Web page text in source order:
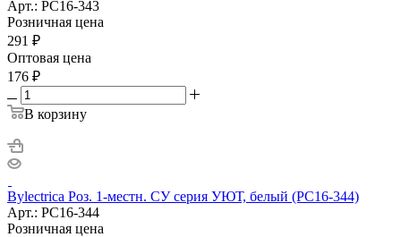
Арт.: РС16-343
Розничная цена
291 ₽
Оптовая цена
176 ₽
В корзину
Bylectrica Роз. 1-местн. СУ серия УЮТ, белый (РС16-344)
Арт.: РС16-344
Розничная цена